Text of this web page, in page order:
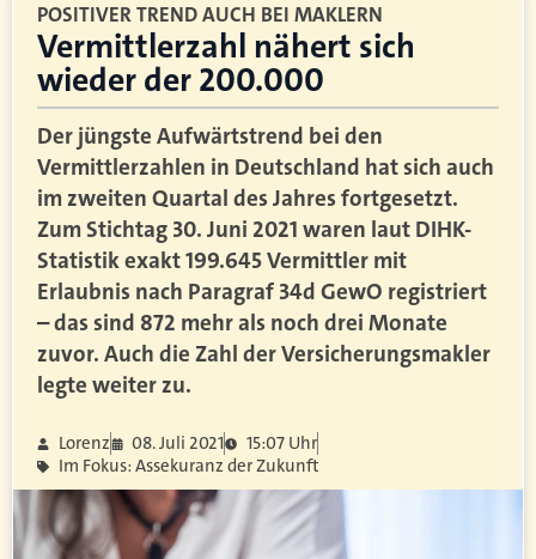
POSITIVER TREND AUCH BEI MAKLERN
Vermittlerzahl nähert sich
wieder der 200.000
Der jüngste Aufwärtstrend bei den
Vermittlerzahlen in Deutschland hat sich auch
im zweiten Quartal des Jahres fortgesetzt.
Zum Stichtag 30. Juni 2021 waren laut DIHK-
Statistik exakt 199.645 Vermittler mit
Erlaubnis nach Paragraf 34d GewO registriert
– das sind 872 mehr als noch drei Monate
zuvor. Auch die Zahl der Versicherungsmakler
legte weiter zu.
Lorenz 08. Juli 2021
15:07 Uhr
Im Fokus: Assekuranz der Zukunft